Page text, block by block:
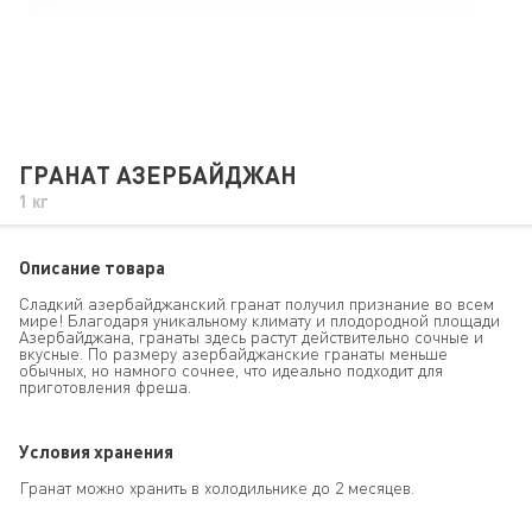
ГРАНАТ АЗЕРБАЙДЖАН
1 кг
Описание товара
Сладкий азербайджанский гранат получил признание во всем
мире! Благодаря уникальному климату и плодородной площади
Азербайджана, гранаты здесь растут действительно сочные и
вкусные. По размеру азербайджанские гранаты меньше
обычных, но намного сочнее, что идеально подходит для
приготовления фреша.
Условия хранения
Гранат можно хранить в холодильнике до 2 месяцев.